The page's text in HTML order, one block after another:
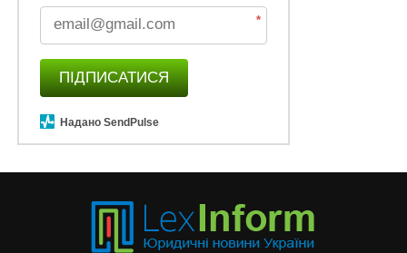
*
ПІДПИСАТИСЯ
Надано SendPulse